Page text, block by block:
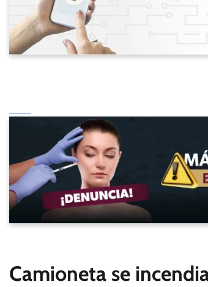
Camioneta se